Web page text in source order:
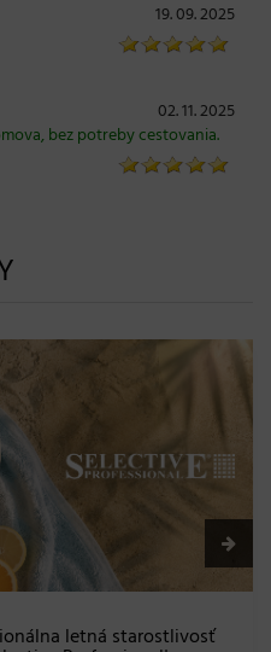
19. 09. 2025
02. 11. 2025
bez potreby cestovania.
letná starostlivosť